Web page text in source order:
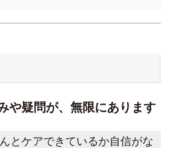
や疑問が、無限にあります
とケアできているか自信がな